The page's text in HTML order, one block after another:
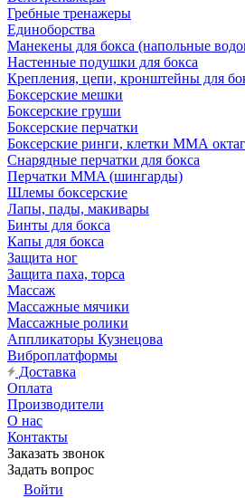
Гребные тренажеры
Единоборства
Манекены для бокса (напольные
Настенные подушки для бокса
Крепления, цепи, кронштейны для
Боксерские мешки
Боксерские груши
Боксерские перчатки
Боксерские ринги, клетки ММА
Снарядные перчатки для бокса
Перчатки MMA (шингарды)
Шлемы боксерские
Лапы, пады, макивары
Бинты для бокса
Капы для бокса
Защита ног
Защита паха, торса
Массаж
Массажные мячики
Массажные ролики
Аппликаторы Кузнецова
Виброплатформы
Доставка
Оплата
Производители
О нас
Контакты
Заказать звонок
Задать вопрос
Войти